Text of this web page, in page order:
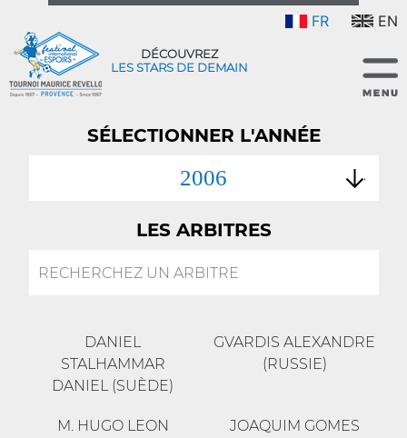
FR EN
DÉCOUVREZ
LES STARS DE DEMAIN
SÉLECTIONNER L'ANNÉE
2006
LES ARBITRES
DANIEL
STALHAMMAR
DANIEL (SUÈDE)
GVARDIS ALEXANDRE
(RUSSIE)
M. HUGO LEON
JOAQUIM GOMES